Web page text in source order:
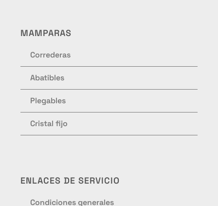
MAMPARAS
Correderas
Abatibles
Plegables
Cristal fijo
ENLACES DE SERVICIO
Condiciones generales